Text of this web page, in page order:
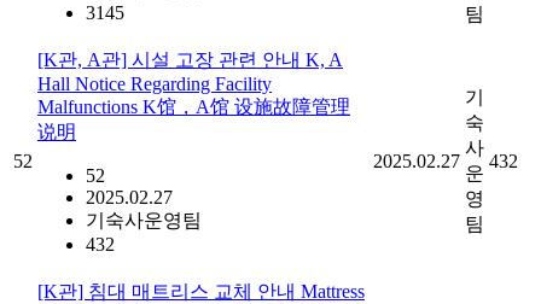
3145
팀
52
[K관, A관] 시설 고장 관련 안내 K, A
Hall Notice Regarding Facility
Malfunctions K馆，A馆 设施故障管理
说明
52
2025.02.27
기숙사운영팀
432
2025.02.27
기
숙
사
운
영
팀
432
[K관] 침대 매트리스 교체 안내 Mattress